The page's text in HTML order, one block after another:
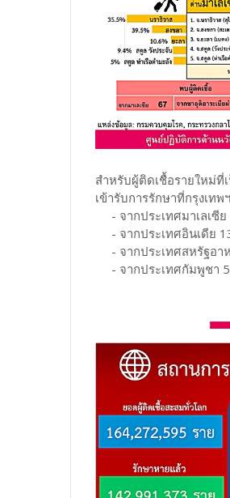
สำหรับผู้ติดเชื้อรายใหม่ที่
เข้ารับการรักษาที่กรุงเท
- จากประเทศมาเลเซีย
- จากประเทศอินเดีย
- จากประเทศสหรัฐอาห
- จากประเทศกัมพูชา 5